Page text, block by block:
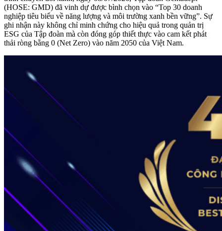
(HOSE: GMD) đã vinh dự được bình chọn vào “Top 30 doanh
nghiệp tiêu biểu về năng lượng và môi trường xanh bền vững”. Sự
ghi nhận này không chỉ minh chứng cho hiệu quả trong quản trị
ESG của Tập đoàn mà còn đóng góp thiết thực vào cam kết phát
thải ròng bằng 0 (Net Zero) vào năm 2050 của Việt Nam.